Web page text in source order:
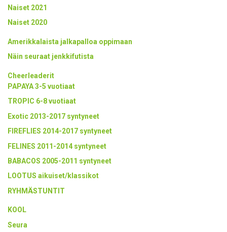
Naiset 2021
Naiset 2020
Amerikkalaista jalkapalloa oppimaan
Näin seuraat jenkkifutista
Cheerleaderit
PAPAYA 3-5 vuotiaat
TROPIC 6-8 vuotiaat
Exotic 2013-2017 syntyneet
FIREFLIES 2014-2017 syntyneet
FELINES 2011-2014 syntyneet
BABACOS 2005-2011 syntyneet
LOOTUS aikuiset/klassikot
RYHMÄSTUNTIT
KOOL
Seura